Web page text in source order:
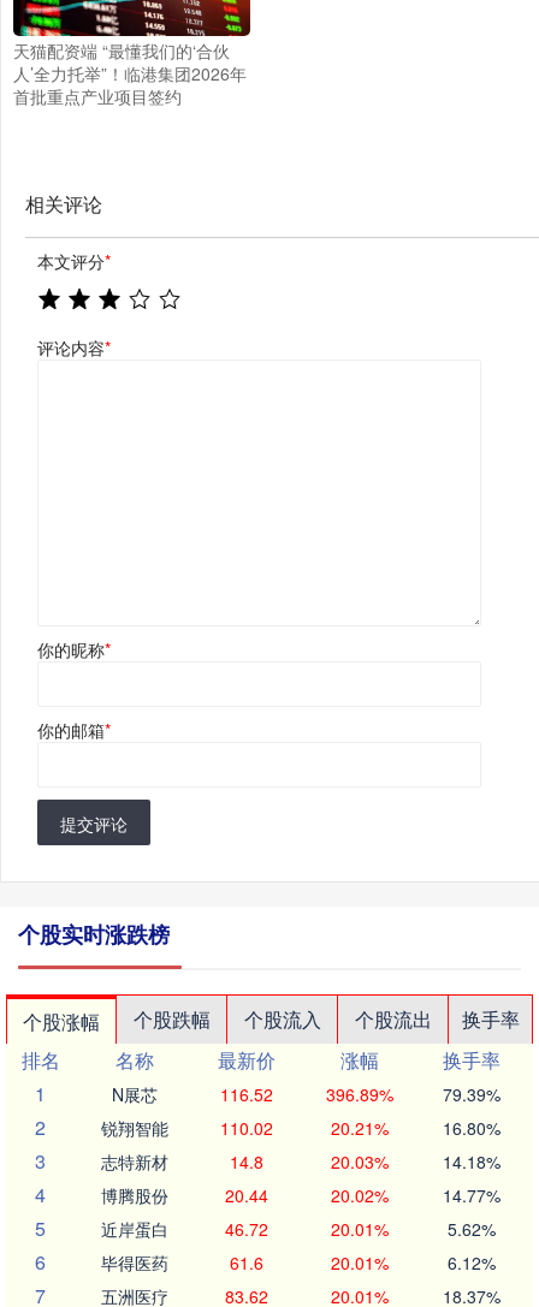
天猫配资端 “最懂我们的‘合伙
人’全力托举”！临港集团2026年
首批重点产业项目签约
相关评论
本文评分*
评论内容*
你的昵称*
你的邮箱*
提交评论
个股实时涨跌榜
个股涨幅 个股跌幅 个股流入 个股流出
换手率
排名
名称 最新价 涨幅
换手率
1
N展芯 116.52 396.89% 79.39%
2 锐翔智能 110.02 20.21% 16.80%
3 志特新材 14.8 20.03% 14.18%
4 博腾股份 20.44 20.02% 14.77%
5 近岸蛋白 46.72 20.01% 5.62%
6 毕得医药 61.6 20.01% 6.12%
7 五洲医疗 83.62 20.01% 18.37%